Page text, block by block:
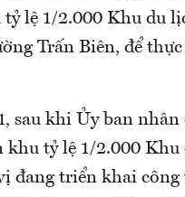
lệ 1/2.000 Khu du
Trấn Biên, để
sau khi Ủy ban
tỷ lệ 1/2.000
đang triển khai công